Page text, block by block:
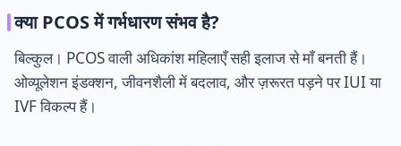
क्या PCOS में गर्भधारण संभव है?
बिल्कुल। PCOS वाली अधिकांश महिलाएँ सही इलाज से माँ बनती हैं।
ओव्यूलेशन इंडक्शन, जीवनशैली में बदलाव, और ज़रूरत पड़ने पर IUI या
IVF विकल्प हैं।